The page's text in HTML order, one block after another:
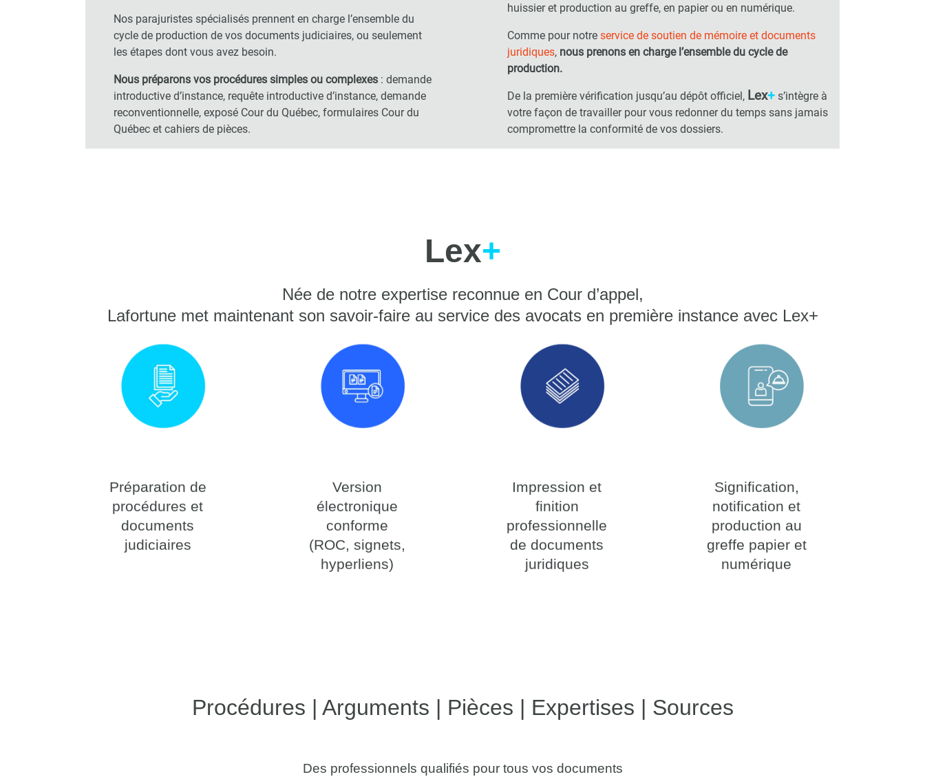
Nos parajuristes spécialisés prennent en charge l’ensemble du
cycle de production de vos documents judiciaires, ou seulement
les étapes dont vous avez besoin.
Nous préparons vos procédures simples ou complexes : demande
introductive d’instance, requête introductive d’instance, demande
reconventionnelle, exposé Cour du Québec, formulaires Cour du
Québec et cahiers de pièces.
huissier et production au greffe, en papier ou en numérique.
Comme pour notre service de soutien de mémoire et documents
juridiques, nous prenons en charge l’ensemble du cycle de
production.
De la première vérification jusqu’au dépôt officiel, Lex+ s’intègre à
votre façon de travailler pour vous redonner du temps sans jamais
compromettre la conformité de vos dossiers.
Lex+
Née de notre expertise reconnue en Cour d’appel,
Lafortune met maintenant son savoir-faire au service des avocats en première instance avec Lex+
Préparation de
procédures et
documents
judiciaires
Version
électronique
conforme
(ROC, signets,
hyperliens)
Impression et
finition
professionnelle
de documents
juridiques
Signification,
notification et
production au
greffe papier et
numérique
Procédures | Arguments | Pièces | Expertises | Sources
Des professionnels qualifiés pour tous vos documents